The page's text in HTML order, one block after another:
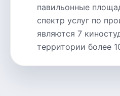
павильонные
спектр услуг по
являются 7
территории более